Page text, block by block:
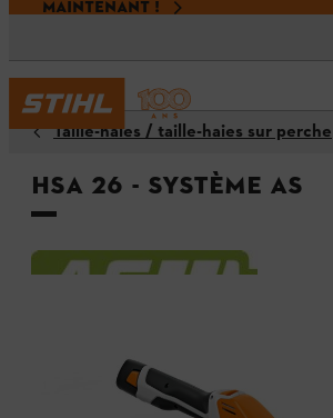
MAINTENANT !
Taille-haies / taille-haies sur perche
HSA 26 - Système AS